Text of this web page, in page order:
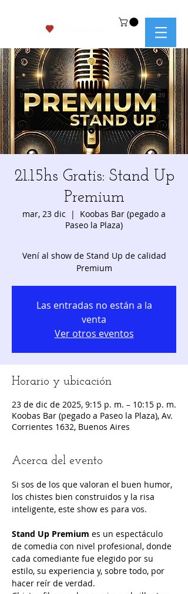
21.15hs Gratis: Stand Up
Premium
mar, 23 dic
  |
Koobas Bar (pegado a
Paseo la Plaza)
Vení al show de Stand Up de calidad
Premium
Las entradas no están a la
venta
Ver otros eventos
Horario y ubicación
23 de dic de 2025, 9:15 p. m. – 10:15 p. m.
Koobas Bar (pegado a Paseo la Plaza), Av.
Corrientes 1632, Buenos Aires
Acerca del evento
Si sos de los que valoran el buen humor,
los chistes bien construidos y la risa
inteligente, este show es para vos.
Stand Up Premium es un espectáculo
de comedia con nivel profesional, donde
cada comediante fue elegido por su
estilo, su experiencia y, sobre todo, por
hacer reír de verdad.